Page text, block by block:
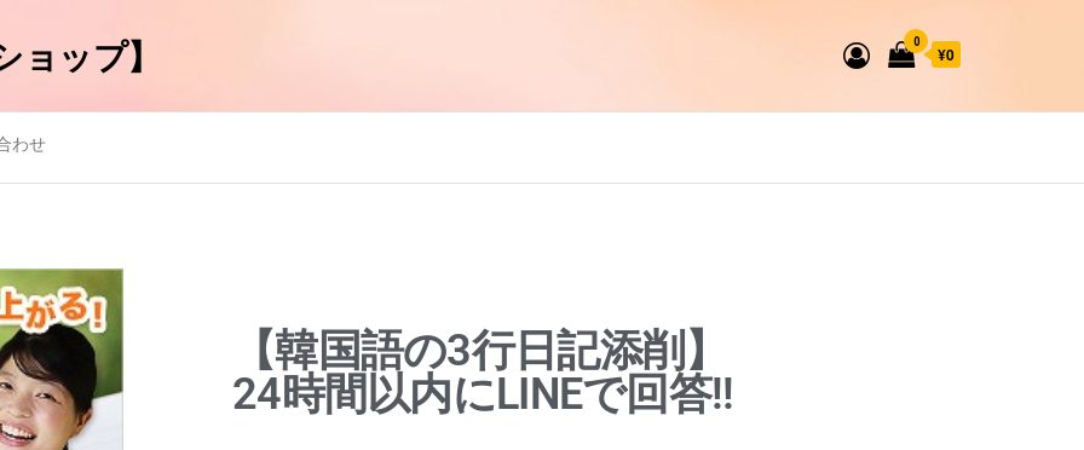
ップ】 0
¥0
わせ
【韓国語の3行日記添削】
24時間以内にLINEで回答!!